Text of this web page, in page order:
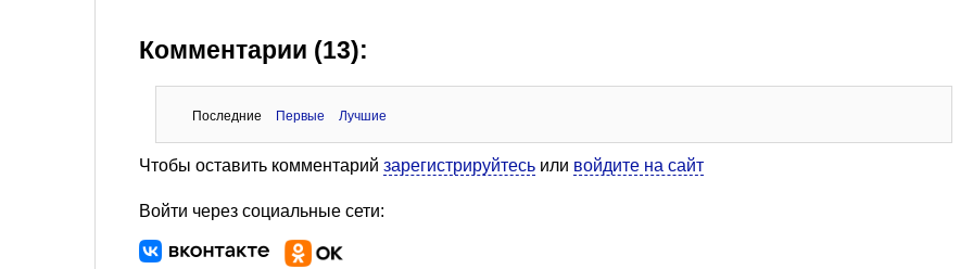
Комментарии (13):
Последние Первые Лучшие
Чтобы оставить комментарий зарегистрируйтесь или войдите на сайт
Войти через социальные сети: